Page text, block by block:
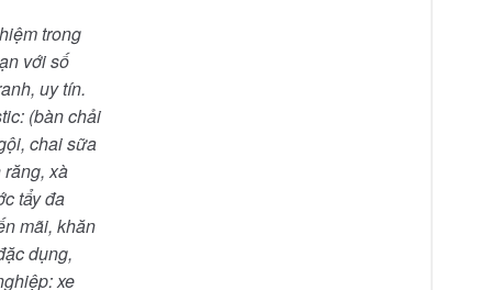
trong
với số
uy tín.
(bàn chải
chai sữa
răng, xà
tẩy đa
mãi, khăn
dụng,
xe